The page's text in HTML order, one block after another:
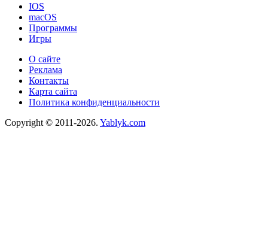
IOS
macOS
Программы
Игры
О сайте
Реклама
Контакты
Карта сайта
Политика конфиденциальности
Copyright © 2011-2026. Yablyk.сom